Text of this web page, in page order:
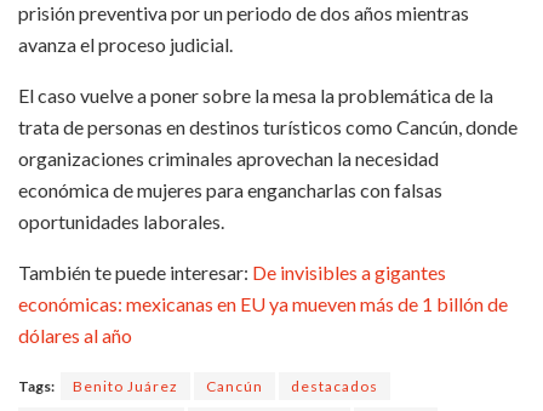
prisión preventiva por un periodo de dos años mientras
avanza el proceso judicial.
El caso vuelve a poner sobre la mesa la problemática de la
trata de personas en destinos turísticos como Cancún, donde
organizaciones criminales aprovechan la necesidad
económica de mujeres para engancharlas con falsas
oportunidades laborales.
También te puede interesar: De invisibles a gigantes
económicas: mexicanas en EU ya mueven más de 1 billón de
dólares al año
Tags: Benito Juárez Cancún
destacados